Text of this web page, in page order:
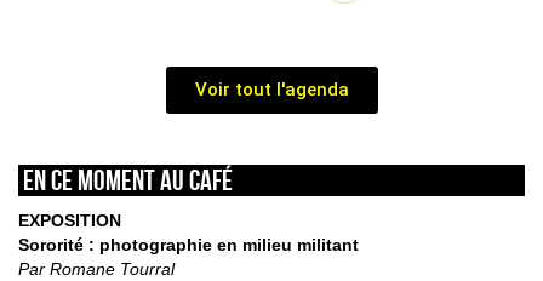
Voir tout l'agenda
En ce moment au café
EXPOSITION
Sororité : photographie en milieu militant
Par Romane Tourral